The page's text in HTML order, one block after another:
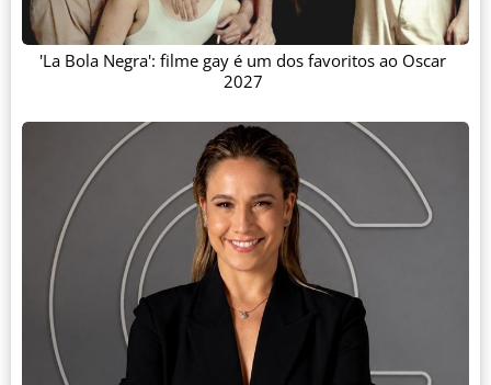
'La Bola Negra': filme gay é um dos favoritos ao Oscar
2027